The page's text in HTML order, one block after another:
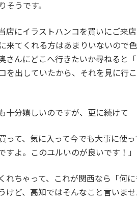
うです。
店にイラストハンコを買いにご来店
来てくれる方はあまりいないので
さんにどこへ行きたいか尋ねると
出していたから、それを見に行こ
十分嬉しいのですが、更に続けて
って、気に入って今でも大事に使
よ。このユルいのが良いです！」
れちゃって、これが関西なら「何
けど、高知ではそんなこと言いま